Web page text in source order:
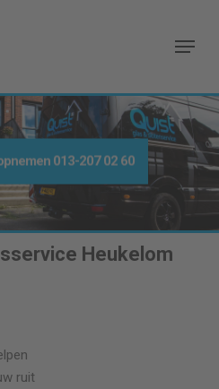
Menu
013-207 02 60
Heukelom
ruit